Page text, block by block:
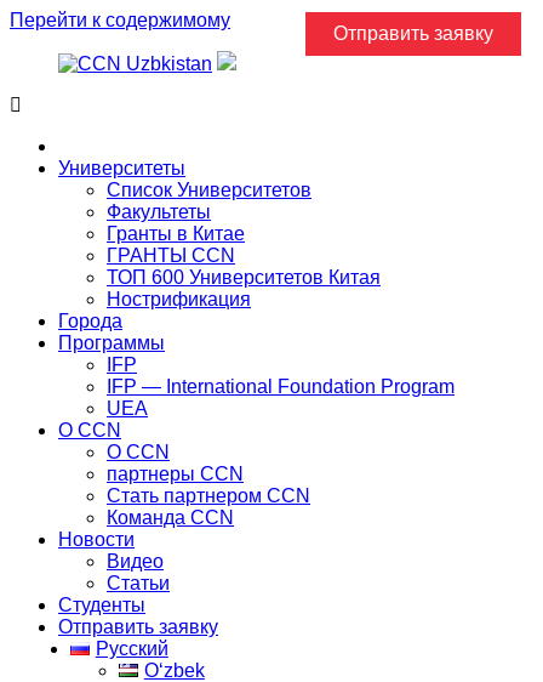
Перейти к содержимому
Университеты
Список Университетов
Факультеты
Гранты в Китае
ГРАНТЫ ССN
ТОП 600 Университетов Китая
Нострификация
Города
Программы
IFP
IFP — International Foundation Program
UEA
О CCN
О CCN
партнеры ССN
Стать партнером CCN
Команда ССN
Новости
Видео
Статьи
Студенты
Отправить заявку
Русский
Oʻzbek
Отправить заявку